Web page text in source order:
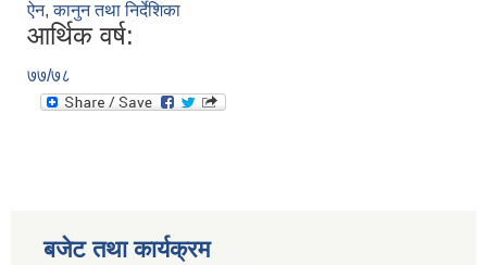
ऐन, कानुन तथा निर्देशिका
आर्थिक वर्ष:
७७/७८
बजेट तथा कार्यक्रम